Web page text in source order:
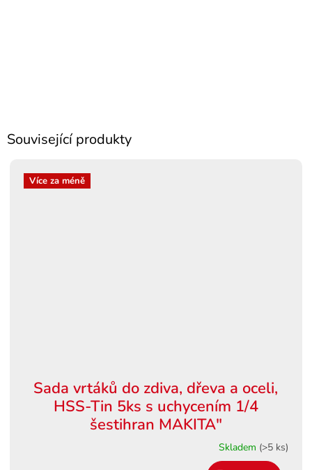
Související produkty
Více za méně
Sada vrtáků do zdiva, dřeva a oceli,
HSS-Tin 5ks s uchycením 1/4
šestihran MAKITA"
Skladem (>5 ks)